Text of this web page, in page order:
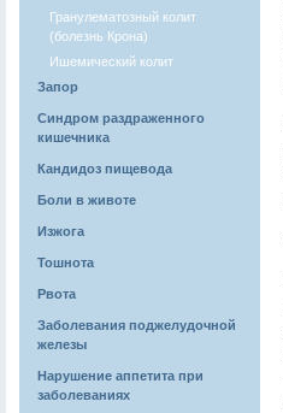
Гранулематозный колит
(болезнь Крона)
Ишемический колит
Запор
Синдром раздраженного
кишечника
Кандидоз пищевода
Боли в животе
Изжога
Тошнота
Рвота
Заболевания поджелудочной
железы
Нарушение аппетита при
заболеваниях